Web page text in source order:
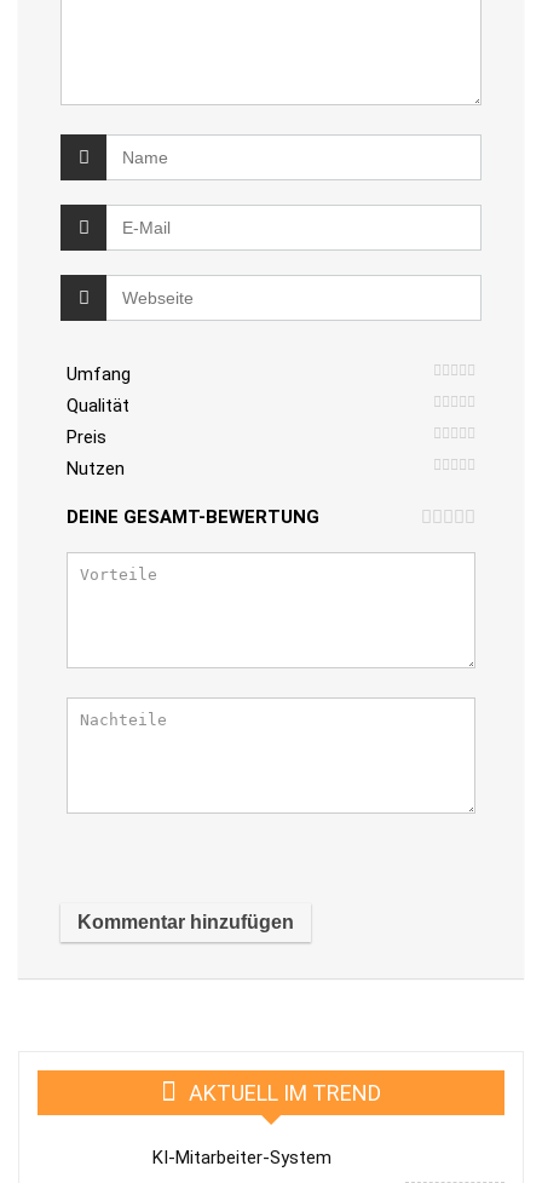
Umfang
Qualität
Preis
Nutzen
DEINE GESAMT-BEWERTUNG
AKTUELL IM TREND
KI-Mitarbeiter-System